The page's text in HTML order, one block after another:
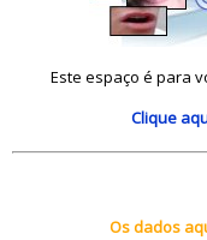
Este espaço é para
Clique
Os dados